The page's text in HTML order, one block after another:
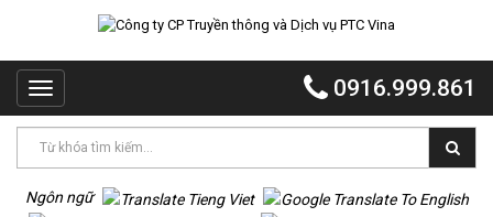
Toggle
navigation
0916.999.861
PTC
PTC
EVENT
Ngôn ngữ